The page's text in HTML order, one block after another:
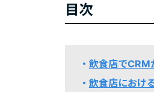
目次
飲食店でCRM
飲食店におけ